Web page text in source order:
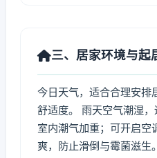
三、居家环境与起
今日天气，适合合理安排
舒适度。 雨天空气潮湿
室内潮气加重；可开启空
爽，防止滑倒与霉菌滋生